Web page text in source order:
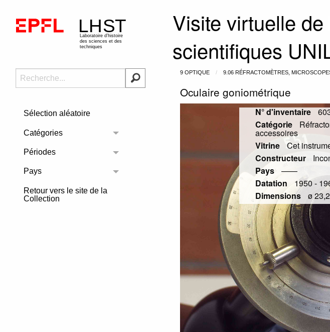
Visite virtuelle
scientifiques
Sélection aléatoire
Catégories
Toggle menu
Périodes
Toggle menu
Pays
Toggle menu
Retour vers le site de la
Collection
9 OPTIQUE 9.06 RÉFRACTOMÈTRES,
Oculaire goniométrique
N° d'inventaire
Catégorie
accessoires
Vitrine
Cet
Constructeur
Pays
——
Datation
1950 -
Dimensions
ø